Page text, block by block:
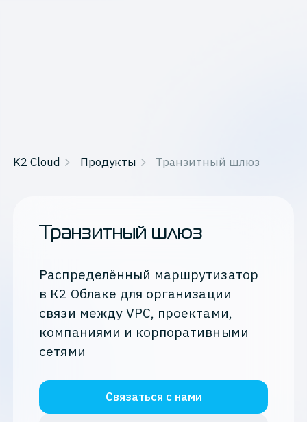
K2 Cloud Продукты Транзитный шлюз
Транзитный шлюз
Распределённый маршрутизатор
в К2 Облаке для организации
связи между VPC, проектами,
компаниями и корпоративными
сетями
Связаться с нами